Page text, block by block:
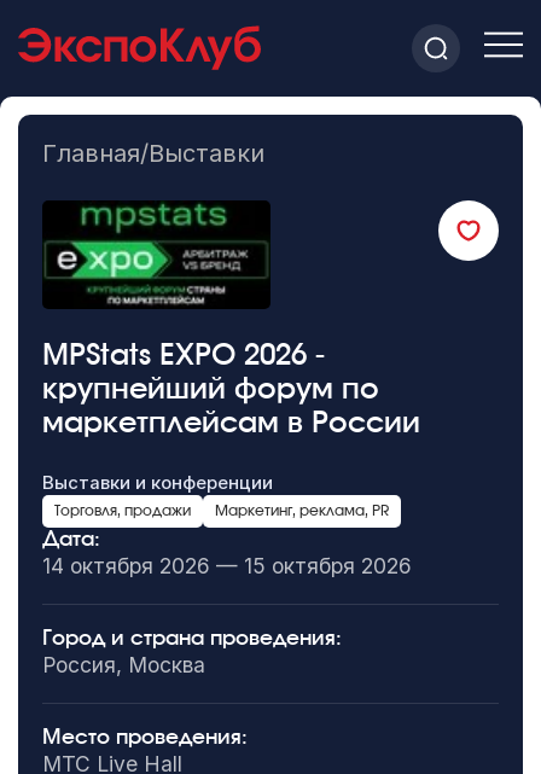
Главная/Выставки
MPStats EXPO 2026 -
крупнейший форум по
маркетплейсам в России
Выставки и конференции
Торговля, продажи Маркетинг, реклама, PR
Дата:
14 октября 2026 — 15 октября 2026
Город и страна проведения:
Россия, Москва
Место проведения:
МТС Live Hall